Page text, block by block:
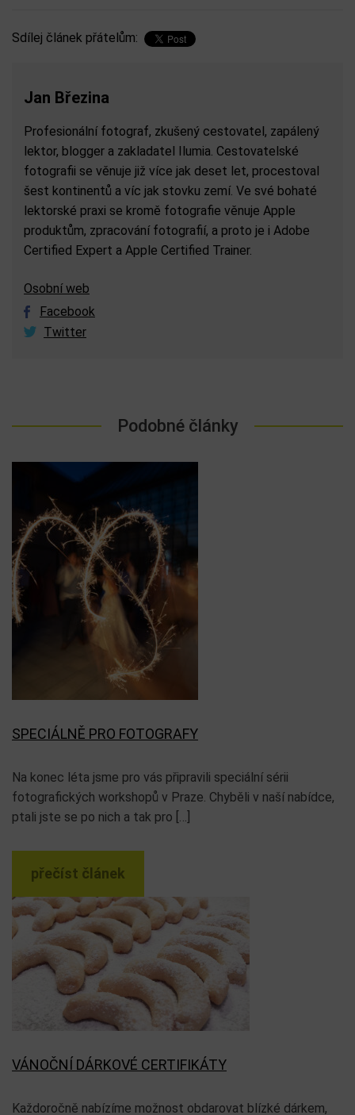
Sdílej článek přátelům:
Jan Březina
Profesionální fotograf, zkušený cestovatel, zapálený
lektor, blogger a zakladatel Ilumia. Cestovatelské
fotografii se věnuje již více jak deset let, procestoval
šest kontinentů a víc jak stovku zemí. Ve své bohaté
lektorské praxi se kromě fotografie věnuje Apple
produktům, zpracování fotografií, a proto je i Adobe
Certified Expert a Apple Certified Trainer.
Osobní web
Facebook
Twitter
Podobné články
SPECIÁLNĚ PRO FOTOGRAFY
Na konec léta jsme pro vás připravili speciální sérii
fotografických workshopů v Praze. Chyběli v naší nabídce,
ptali jste se po nich a tak pro […]
přečíst článek
VÁNOČNÍ DÁRKOVÉ CERTIFIKÁTY
Každoročně nabízíme možnost obdarovat blízké dárkem,